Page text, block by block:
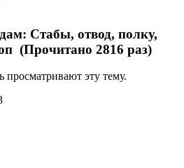
Стабы, отвод, полку,
(Прочитано 2816 раз)
просматривают эту тему.